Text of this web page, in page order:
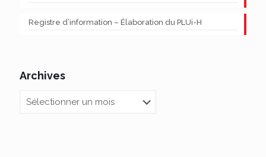
Registre d’information – Élaboration du PLUi-H
Archives
Archives